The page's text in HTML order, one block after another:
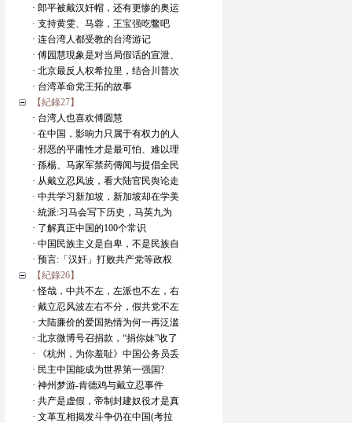
· 郎平被戴汉奸帽，还有更惨的奥运
· 支持黄雯、马蓉，王宝强吃鳖吧
· 连台湾人都受教的台湾游记
· 傅园慧現象是对当局假话的宣泄、
· 北京最反人权希拉里，结合川普次
· 台湾革命党王拓的故事
【紀錄27】
· 台湾人也喜欢傅圆慧
· 在中国，影响力只属于有权力的人
· 邪恶的平庸性才是最可怕、难以理
· 孫楊、马家军禁药傳闻与提倡全民
· 从戴立忍风波，看大陆官民舆论走
· 中共学习新加坡，新加坡却在学美
· 統派:习马会写下历史，马英九为
· 了解真正中国的100个常识
· 中国民族主义是自卑，不是民族自
· 预言:「汉奸」打败共产党等政权
【紀錄26】
· 怪哉，中共不左，左派也不左，右
· 戴立忍风波左右不分，假共党不左
· 大陆廉价的爱国热情为何一再泛滥
· 北京微博号召捐款，“捐你妹”收了
· 《杭州，为你羞耻》中国公务员丢
· 民主中国能成为世界第一强国?
· 神州梦游-肯德鸡与戴立忍事件
· 共产是虚假，帝制封建奴役才是真
· 文革互相揭发斗争仍在中国(考拉